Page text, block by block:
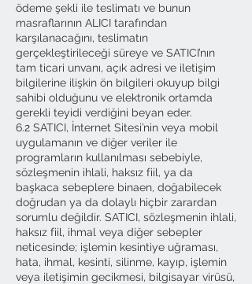
ödeme şekli ile teslimatı ve bunun
masraflarının ALICI tarafından
karşılanacağını, teslimatın
gerçekleştirileceği süreye ve SATICI’nın
tam ticari unvanı, açık adresi ve iletişim
bilgilerine ilişkin ön bilgileri okuyup bilgi
sahibi olduğunu ve elektronik ortamda
gerekli teyidi verdiğini beyan eder.
6.2 SATICI, İnternet Sitesi’nin veya mobil
uygulamanın ve diğer veriler ile
programların kullanılması sebebiyle,
sözleşmenin ihlali, haksız fiil, ya da
başkaca sebeplere binaen, doğabilecek
doğrudan ya da dolaylı hiçbir zarardan
sorumlu değildir. SATICI, sözleşmenin ihlali,
haksız fiil, ihmal veya diğer sebepler
neticesinde; işlemin kesintiye uğraması,
hata, ihmal, kesinti, silinme, kayıp, işlemin
veya iletişimin gecikmesi, bilgisayar virüsü,